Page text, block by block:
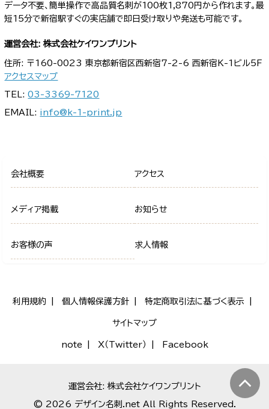
データ不要、簡単操作で高品質名刺が100枚1,870円から作れます。最
短15分で新宿駅すぐの実店舗で即日受け取りや発送も可能です。
運営会社: 株式会社ケイワンプリント
住所: 〒160-0023 東京都新宿区西新宿7-2-6 西新宿K-1ビル5F
アクセスマップ
TEL:03-3369-7120
EMAIL: info@k-1-print.jp
会社概要 アクセス
メディア掲載 お知らせ
お客様の声 求人情報
利用規約 個人情報保護方針 特定商取引法に基づく表示
サイトマップ
note X（Twitter） Facebook
運営会社: 株式会社ケイワンプリント
© 2026 デザイン名刺.net All Rights Reserved.